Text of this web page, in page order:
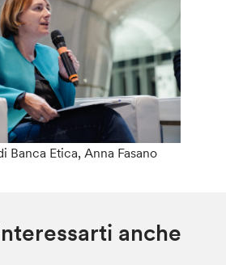
Banca Etica, Anna Fasano
anche